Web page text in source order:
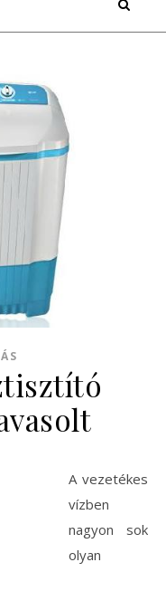
A vezetékes
vízben
nagyon sok
olyan